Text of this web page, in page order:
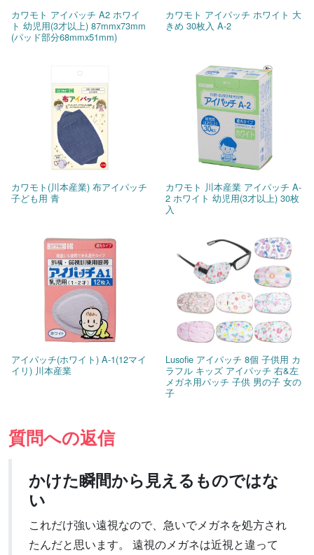
カワモト アイパッチ A2 ホワイ
ト 幼児用(3才以上) 87mmx73mm
(パッド部分68mmx51mm)
カワモト アイパッチ ホワイト 大
きめ 30枚入 A-2
カワモト(川本産業) 布アイパッチ
子ども用 青
カワモト 川本産業 アイパッチ A-
2 ホワイト 幼児用(3才以上) 30枚
入
アイパッチ(ホワイト) A-1(12マイ
イリ) 川本産業
Lusofie アイパッチ 8個 子供用 カ
ラフル キッズ アイパッチ 右&左
メガネ用パッチ 子供 男の子 女の
子
質問への返信
かけた瞬間から見えるものではな
い
これだけ強い遠視なので、急いでメガネを処方され
たんだと思います。 遠視のメガネは近視と違って